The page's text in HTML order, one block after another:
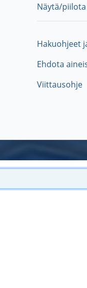
Näytä/
Hakuohjeet
Ehdota
Viittausohje